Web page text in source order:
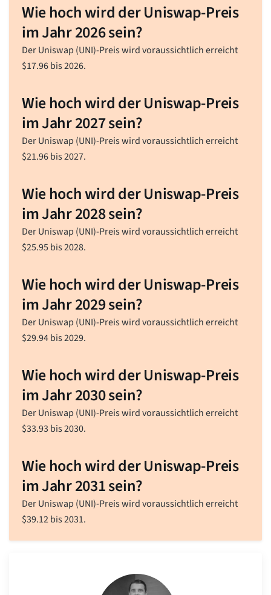
Wie hoch wird der Uniswap-Preis
im Jahr 2026 sein?
Der Uniswap (UNI)-Preis wird voraussichtlich erreicht
$17.96bis 2026.
Wie hoch wird der Uniswap-Preis
im Jahr 2027 sein?
Der Uniswap (UNI)-Preis wird voraussichtlich erreicht
$21.96bis 2027.
Wie hoch wird der Uniswap-Preis
im Jahr 2028 sein?
Der Uniswap (UNI)-Preis wird voraussichtlich erreicht
$25.95bis 2028.
Wie hoch wird der Uniswap-Preis
im Jahr 2029 sein?
Der Uniswap (UNI)-Preis wird voraussichtlich erreicht
$29.94bis 2029.
Wie hoch wird der Uniswap-Preis
im Jahr 2030 sein?
Der Uniswap (UNI)-Preis wird voraussichtlich erreicht
$33.93 bis 2030.
Wie hoch wird der Uniswap-Preis
im Jahr 2031 sein?
Der Uniswap (UNI)-Preis wird voraussichtlich erreicht
$39.12bis 2031.